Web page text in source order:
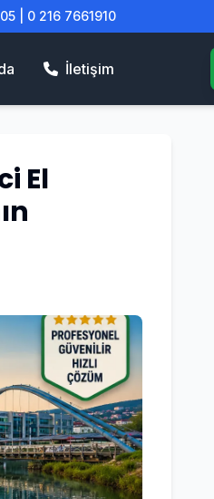
| 0 216 7661910
İletişim
El